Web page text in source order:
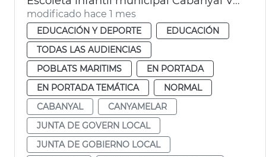
modificado hace 1 mes
EDUCACIÓN Y DEPORTE
EDUCACIÓN
TODAS LAS AUDIENCIAS
POBLATS MARITIMS
EN PORTADA
EN PORTADA TEMÁTICA
NORMAL
CABANYAL
CANYAMELAR
JUNTA DE GOVERN LOCAL
JUNTA DE GOBIERNO LOCAL